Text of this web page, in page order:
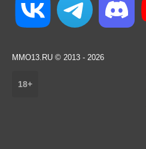
MMO13.RU © 2013 - 2026
18+